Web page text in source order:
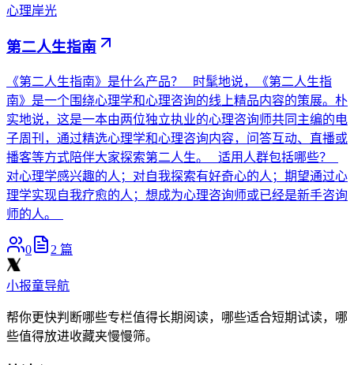
心理岸光
第二人生指南
《第二人生指南》是什么产品？ 时髦地说，《第二人生指
南》是一个围绕心理学和心理咨询的线上精品内容的策展。朴
实地说，这是一本由两位独立执业的心理咨询师共同主编的电
子周刊，通过精选心理学和心理咨询内容，问答互动、直播或
播客等方式陪伴大家探索第二人生。 适用人群包括哪些？
对心理学感兴趣的人；对自我探索有好奇心的人；期望通过心
理学实现自我疗愈的人；想成为心理咨询师或已经是新手咨询
师的人。
0 2 篇
小报童导航
帮你更快判断哪些专栏值得长期阅读，哪些适合短期试读，哪
些值得放进收藏夹慢慢筛。